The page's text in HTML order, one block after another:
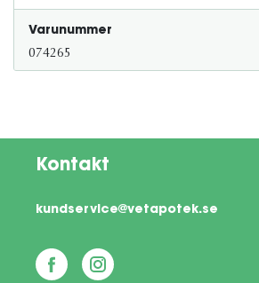
Varunummer
074265
Kontakt
kundservice@vetapotek.se